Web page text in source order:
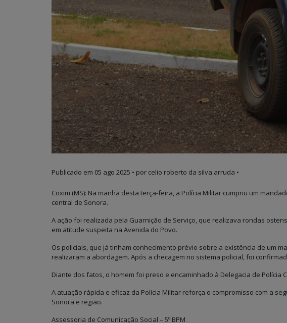
Publicado em 05 ago 2025 • por celio roberto da silva arruda •
Coxim (MS): Na manhã desta terça-feira, a Polícia Militar cumpriu um
central de Sonora.
A ação foi realizada pela Guarnição de Serviço, que realizava rondas
em atitude suspeita na Avenida do Povo.
Os policiais, que já tinham conhecimento prévio sobre a existência de um
realizaram a abordagem. Após a checagem no sistema policial, foi
Diante dos fatos, o homem foi preso e encaminhado à Delegacia de Polícia
A atuação rápida e eficaz da Polícia Militar reforça o compromisso com a
Sonora e região.
Assessoria de Comunicação Social – 5º BPM